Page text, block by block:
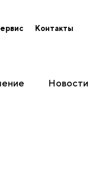
Контакты
Новости